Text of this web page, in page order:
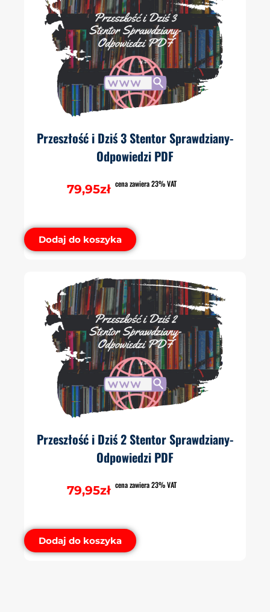
Przeszłość i Dziś 3 Stentor Sprawdziany-
Odpowiedzi PDF
79,95zł cena zawiera 23% VAT
Dodaj do koszyka
Przeszłość i Dziś 2 Stentor Sprawdziany-
Odpowiedzi PDF
79,95zł cena zawiera 23% VAT
Dodaj do koszyka